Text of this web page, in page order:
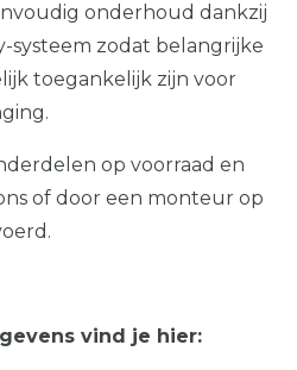
onderhoud dankzij
systeem zodat belangrijke
toegankelijk zijn voor
op voorraad en
of door een monteur op
vind je hier: